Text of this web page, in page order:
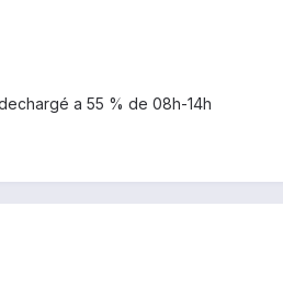
a 55 % de 08h-14h